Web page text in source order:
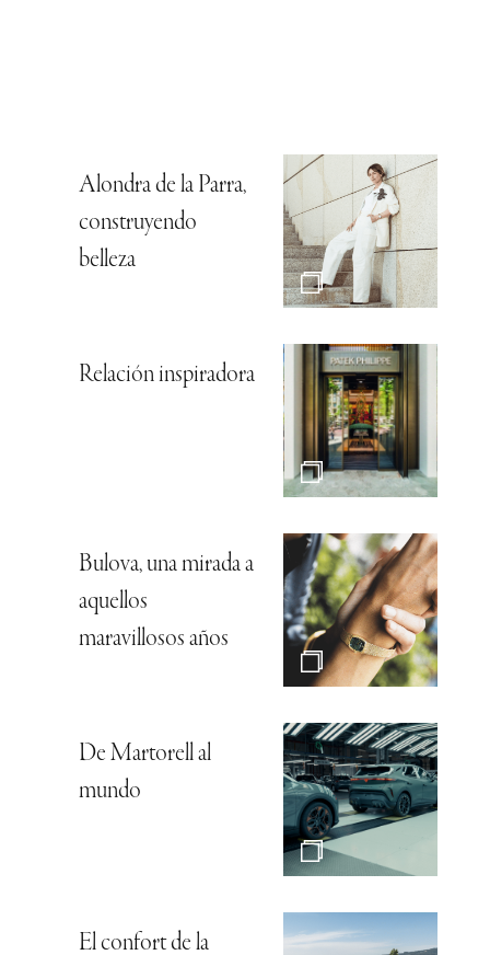
Alondra de la Parra,
construyendo
belleza
Relación inspiradora
Bulova, una mirada a
aquellos
maravillosos años
De Martorell al
mundo
El confort de la